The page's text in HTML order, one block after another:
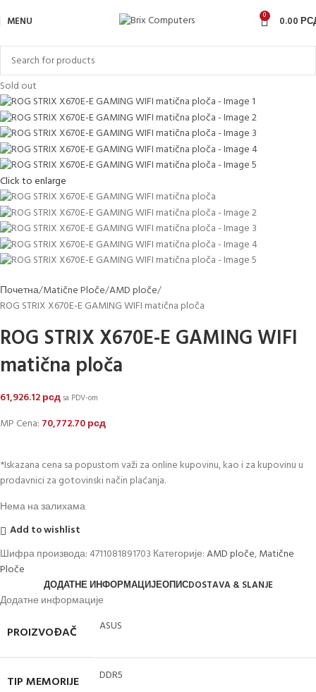
MENU 0 0.00
Sold out
Click to enlarge
Почетна Matične Ploče AMD ploče
ROG STRIX X670E-E GAMING WIFI matična ploča
ROG STRIX X670E-E GAMING WIFI
matična ploča
61,926.12рсдsa PDV-om
MP Cena: 70,772.70рсд
*Iskazana cena sa popustom važi za online kupovinu, kao i za kupovinu u
prodavnici za gotovinski način plaćanja.
Нема на залихама
Add to wishlist
Шифра производа: 4711081891703 Категорије:AMD ploče,Matične
Ploče
ДОДАТНЕ ИНФОРМАЦИЈЕОПИСDOSTAVA & SLANJE
Додатне информације
PROIZVOĐAČ ASUS
TIP MEMORIJE DDR5